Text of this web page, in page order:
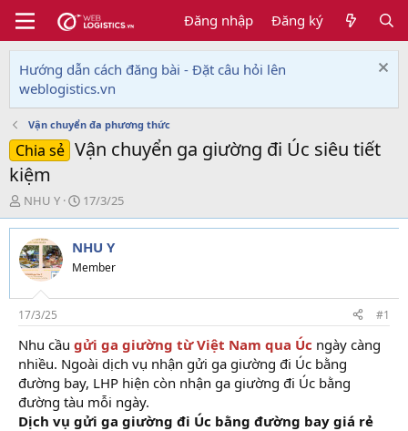
Đăng nhập Đăng ký
Hướng dẫn cách đăng bài - Đặt câu hỏi lên
weblogistics.vn
Vận chuyển đa phương thức
Chia sẻ Vận chuyển ga giường đi Úc siêu tiết
kiệm
T
h
r
e
a
d
s
t
a
r
t
e
r
NHU Y
N
g
à
y
g
i
17/3/25
NHU Y
Member
17/3/25 #1
Nhu cầu gửi ga giường từ Việt Nam qua Úc ngày càng
nhiều. Ngoài dịch vụ nhận gửi ga giường đi Úc bằng
đường bay, LHP hiện còn nhận ga giường đi Úc bằng
đường tàu mỗi ngày.
Dịch vụ gửi ga giường đi Úc bằng đường bay giá rẻ